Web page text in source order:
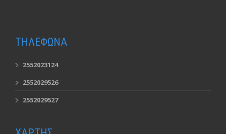
ΤΗΛΕΦΩΝΑ
2552023124
2552029526
2552029527